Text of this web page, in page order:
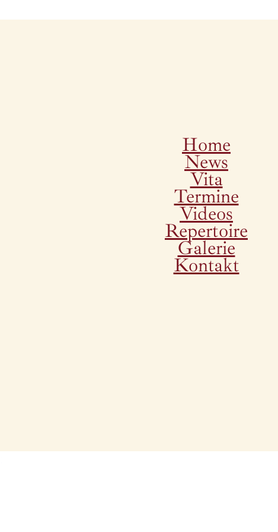
Home
News
Vita
Termine
Videos
Repertoire
Galerie
Kontakt